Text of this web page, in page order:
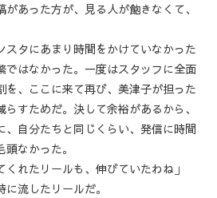
あった方が、見る人が飽きなくて、
タにあまり時間をかけていなかった
ではなかった。一度はスタッフに全面
を、ここに来て再び、美津子が担った
すためだ。決して余裕があるから、
、自分たちと同じくらい、発信に時間
なかった。
くれたリールも、伸びていたわね」
流したリールだ。